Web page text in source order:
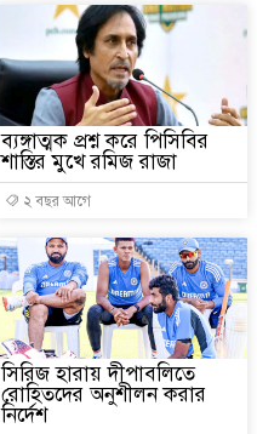
ব্যঙ্গাত্মক প্রশ্ন করে পিসিবির
শাস্তির মুখে রমিজ রাজা
২ বছর আগে
সিরিজ হারায় দীপাবলিতে
রোহিতদের অনুশীলন করার
নির্দেশ